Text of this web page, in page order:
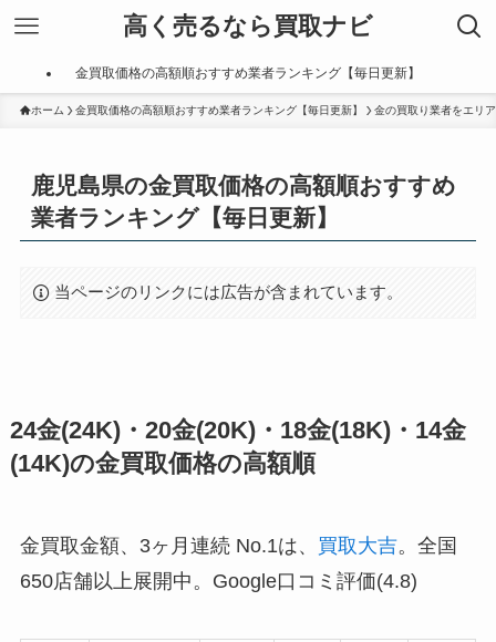
高く売るなら買取ナビ
金買取価格の高額順おすすめ業者ランキング【毎日更新】
ホーム 金買取価格の高額順おすすめ業者ランキング【毎日更新】 金の買取り業者をエリ
鹿児島県の金買取価格の高額順おすすめ
業者ランキング【毎日更新】
当ページのリンクには広告が含まれています。
24金(24K)・20金(20K)・18金(18K)・14金
(14K)の金買取価格の高額順
金買取金額、3ヶ月連続 No.1は、 買取大吉。全国
650店舗以上展開中。Google口コミ評価(4.8)